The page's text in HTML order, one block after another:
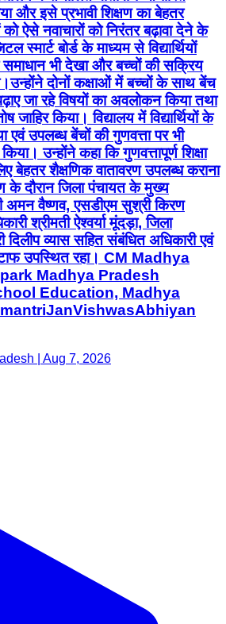
और इसे प्रभावी शिक्षण का बेहतर
को ऐसे नवाचारों को निरंतर बढ़ावा देने के
स्मार्ट बोर्ड के माध्यम से विद्यार्थियों
समाधान भी देखा और बच्चों की सक्रिय
दोनों कक्षाओं में बच्चों के साथ बेंच
जा रहे विषयों का अवलोकन किया तथा
जाहिर किया। विद्यालय में विद्यार्थियों के
उपलब्ध बेंचों की गुणवत्ता पर भी
उन्होंने कहा कि गुणवत्तापूर्ण शिक्षा
बेहतर शैक्षणिक वातावरण उपलब्ध कराना
के दौरान जिला पंचायत के मुख्य
अमन वैष्णव, एसडीएम सुश्री किरण
श्रीमती ऐश्वर्या मूंदड़ा, जिला
दिलीप व्यास सहित संबंधित अधिकारी एवं
उपस्थित रहा। CM Madhya
Madhya Pradesh
Education, Madhya
| Aug 7, 2026